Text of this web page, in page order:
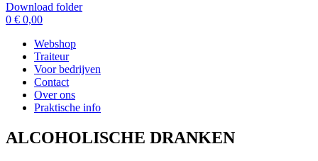
Download folder
0 € 0,00
Webshop
Traiteur
Voor bedrijven
Contact
Over ons
Praktische info
ALCOHOLISCHE DRANKEN